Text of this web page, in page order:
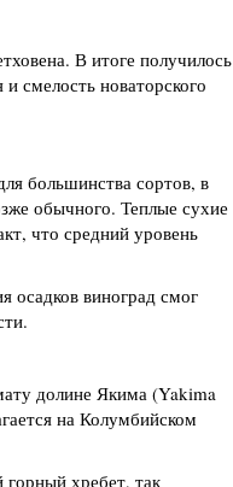
В итоге получилось
смелость новаторского
большинства сортов, в
обычного. Теплые сухие
что средний уровень
осадков виноград смог
долине Якима (Yakima
на Колумбийском
хребет, так